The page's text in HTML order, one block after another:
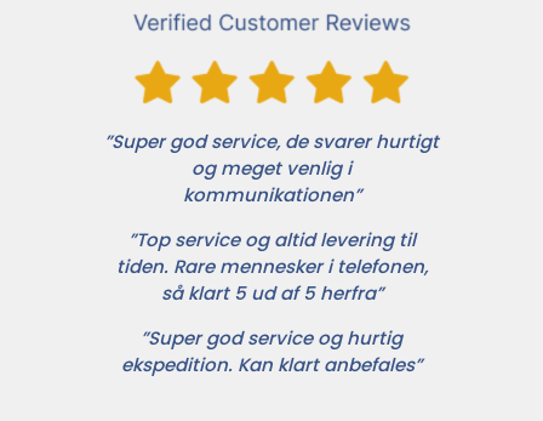
”Super god service, de svarer hurtigt
og meget venlig i
kommunikationen”
”Top service og altid levering til
tiden. Rare mennesker i telefonen,
så klart 5 ud af 5 herfra”
”Super god service og hurtig
ekspedition. Kan klart anbefales”